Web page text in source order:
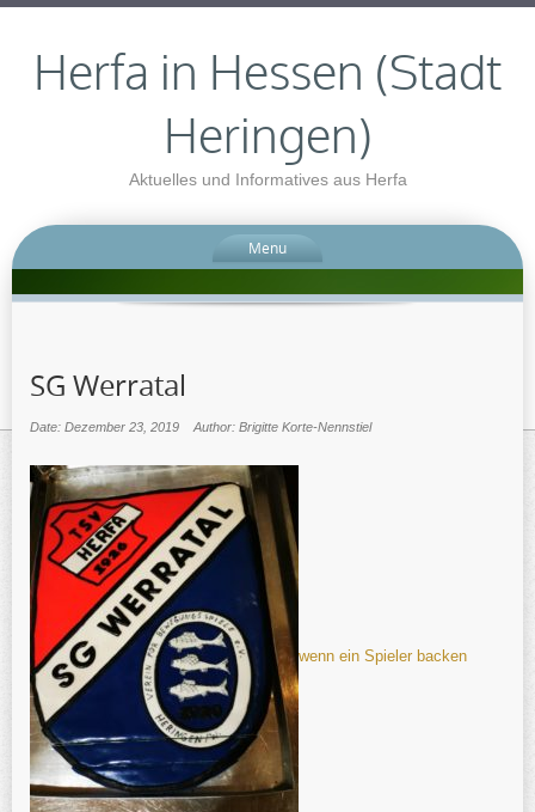
Herfa in Hessen (Stadt
Heringen)
Aktuelles und Informatives aus Herfa
Menu
SG Werratal
Date: Dezember 23, 2019 Author: Brigitte Korte-Nennstiel
wenn ein Spieler backen